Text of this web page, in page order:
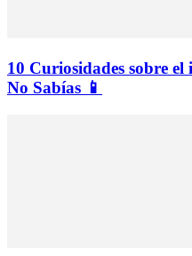
10 Curiosidades sobre
No Sabías 📱